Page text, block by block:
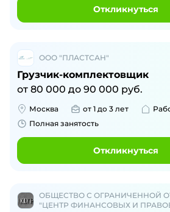
Откликнуться
ООО "ПЛАСТСАН"
Грузчик-комплектовщик
от 80 000 до 90 000 руб.
Москва от 1 до 3 лет
Полная занятость
Откликнуться
ОБЩЕСТВО С ОГРАНИЧЕННОЙ
"ЦЕНТР ФИНАНСОВЫХ И